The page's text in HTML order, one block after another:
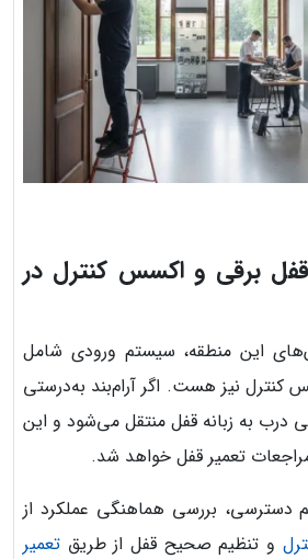
قفل برقی و اکسس کنترل در
این منطقه، سیستم ورودی شامل
نیز هست. اگر آرام‌بند به‌درستی
درب به زبانه قفل منتقل می‌شود و این
تعمیر قفل خواهد شد.
بررسی هماهنگی عملکرد از
و تنظیم صحیح قفل از طریق تعمیر